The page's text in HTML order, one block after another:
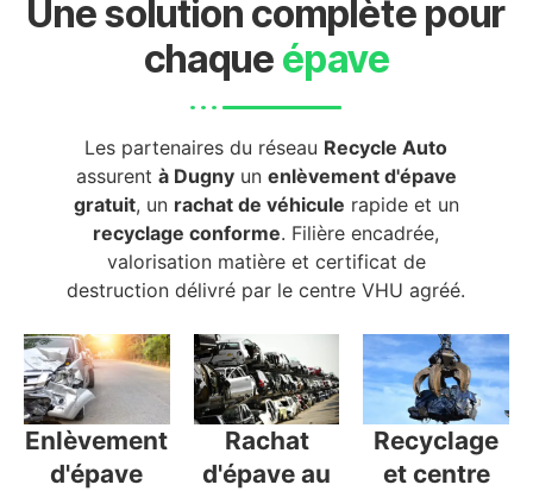
Une solution complète pour
chaque épave
Les partenaires du réseau Recycle Auto
assurent à Dugnyun enlèvement d'épave
gratuit, un rachat de véhicule rapide et un
recyclage conforme. Filière encadrée,
valorisation matière et certificat de
destruction délivré par le centre VHU agréé.
Enlèvement
d'épave
Rachat
d'épave au
Recyclage
et centre